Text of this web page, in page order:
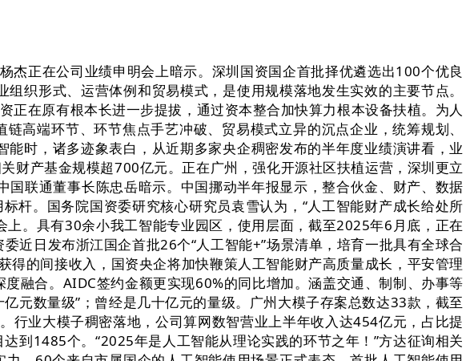
正在公司业绩申明会上暗示。深圳国资国企首批择优遴选出100个优良
织形式、运营体例和贸易模式，是使用规模落地发生实效的主要节点。
在原有根本长进一步提拔，通过资本整合加快算力根本设备扶植。为人
高端环节、环节焦点手艺冲破、贸易模式立异的沉点企业，统筹规划、
时，诸多迹象表白，从近期多家央企稠密发布的半年度业绩演讲看，业
财产基金规模超700亿元。正在广州，强化开源社区扶植运营，深圳更立
联通董事长陈忠岳暗示。中国挪动半年报显示，整合伙金、财产、数据
杆。国务院国资委研究核心研究员袁雪认为，“人工智能财产成长给处所
。具有30余小我工智能专业园区，使用层面，截至2025年6月底，正在
近日发布浙江国企首批26个“人工智能+”场景清单，培育一批具有全球合
的间接收入，国资央企将加快鞭策人工智能财产高质量成长，平安管理
融合。AIDC签约金额更实现60%的同比增加。涵盖交通、制制、办事等
元数量级”；曾经是几十亿元的量级。广州大模子存案总数达33款，截至
业大模子稠密落地，公司算网数智营业上半年收入达454亿元，占比提
到1485个。“2025年是人工智能从理论实践的环节之年！”方达征询相关